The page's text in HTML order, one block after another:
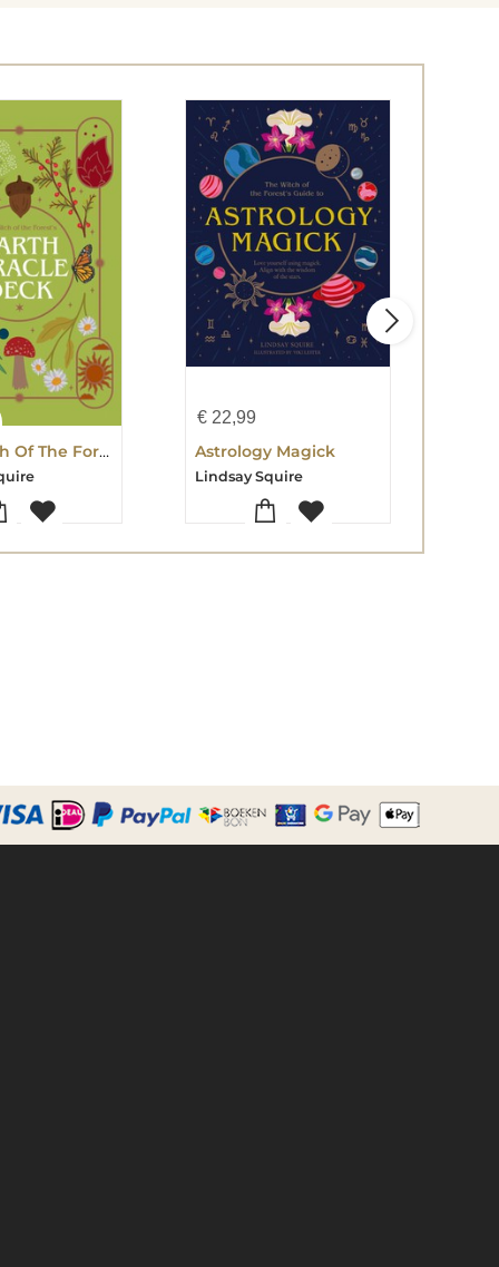
The Witch Of The Forest's Earth Oracle Deck
€ 22,99
Astrology Magick
Lindsay Squire